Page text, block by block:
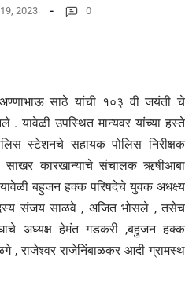
2023 0
साठे यांची १०३ वी जयंती चे
. यावेळी उपस्थित मान्यवर यांच्या हस्ते
स्टेशनचे सहायक पोलिस निरीक्षक
कारखान्याचे संचालक ऋषीआबा
बहुजन हक्क परिषदेचे युवक अधक्ष्य
संजय साळवे , अजित भोसले , तसेच
अध्यक्ष हेमंत गडकरी ,बहुजन हक्क
, राजेश्वर राजेनिंबाळकर आदी ग्रामस्थ